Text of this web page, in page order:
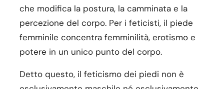
che modifica la postura, la camminata e la
percezione del corpo. Per i feticisti, il piede
femminile concentra femminilità, erotismo e
potere in un unico punto del corpo.
Detto questo, il feticismo dei piedi non è